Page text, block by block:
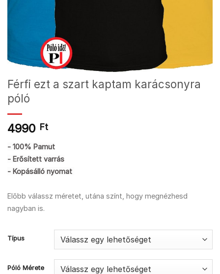
Férfi ezt a szart kaptam karácsonyra
póló
4990 Ft
- 100% Pamut
- Erősített varrás
- Kopásálló nyomat
Előbb válassz méretet, utána színt, hogy megnézhesd
nagyban is.
Típus
Póló Mérete